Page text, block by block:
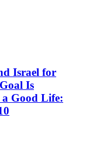
Israel for
Is
Good Life: